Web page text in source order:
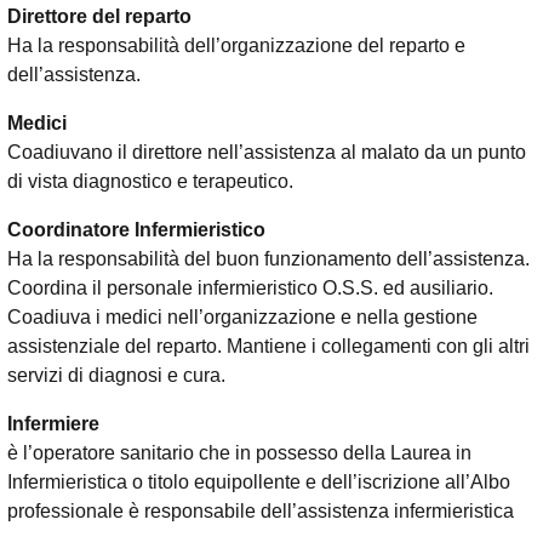
Direttore del reparto
Ha la responsabilità dell’organizzazione del reparto e
dell’assistenza.
Medici
Coadiuvano il direttore nell’assistenza al malato da un punto
di vista diagnostico e terapeutico.
Coordinatore Infermieristico
Ha la responsabilità del buon funzionamento dell’assistenza.
Coordina il personale infermieristico O.S.S. ed ausiliario.
Coadiuva i medici nell’organizzazione e nella gestione
assistenziale del reparto. Mantiene i collegamenti con gli altri
servizi di diagnosi e cura.
Infermiere
è l’operatore sanitario che in possesso della Laurea in
Infermieristica o titolo equipollente e dell’iscrizione all’Albo
professionale è responsabile dell’assistenza infermieristica